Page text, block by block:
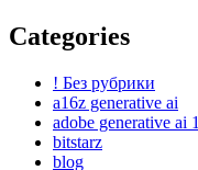
Categories
! Без рубрики
a16z generative ai
adobe generative ai 1
bitstarz
blog